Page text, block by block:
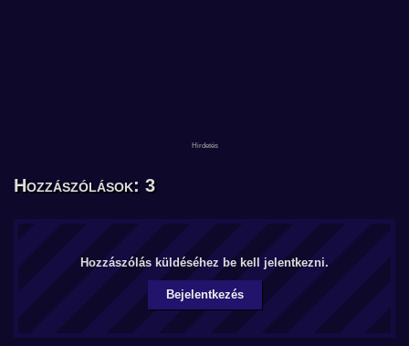
Hozzászólások: 3
Hozzászólás küldéséhez be kell jelentkezni.
Bejelentkezés